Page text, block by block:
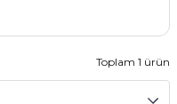
Toplam 1 ürün